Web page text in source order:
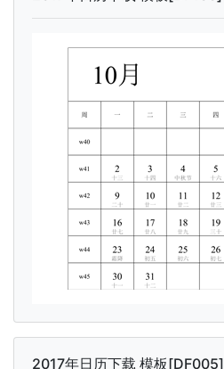
2017年日历下载 模板[DF005]